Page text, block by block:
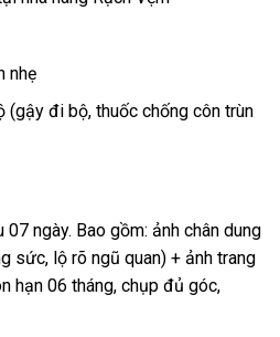
nhẹ
(gậy đi bộ, thuốc chống côn trùn
ngày. Bao gồm: ảnh chân dung
sức, lộ rõ ngũ quan) + ảnh trang
hạn 06 tháng, chụp đủ góc,